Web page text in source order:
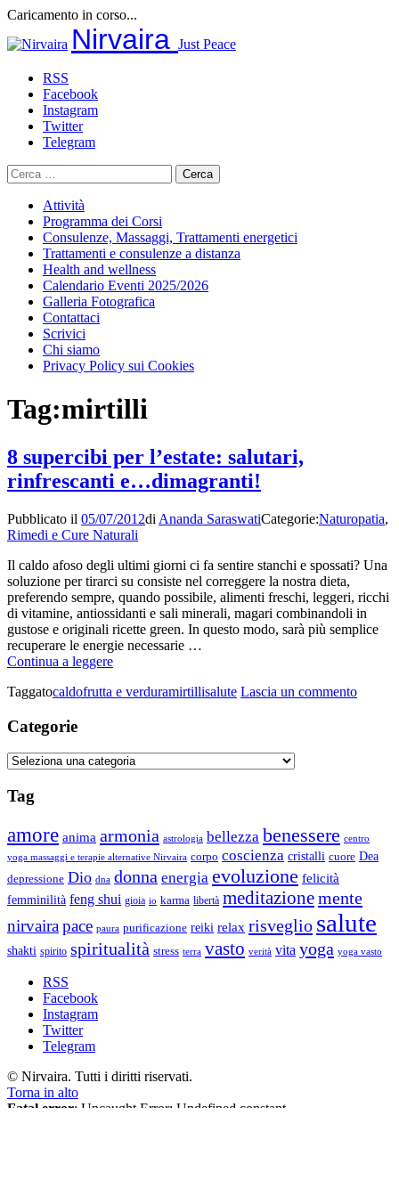
Caricamento in corso...
al
Nirvaira Just Peace
RSS
Facebook
Instagram
Twitter
Telegram
Ricerca
per:
Attività
Programma dei Corsi
Consulenze, Massaggi, Trattamenti energetici
Trattamenti e consulenze a distanza
Health and wellness
Calendario Eventi 2025/2026
Galleria Fotografica
Contattaci
Scrivici
Chi siamo
Privacy Policy sui Cookies
Tag:mirtilli
8 supercibi per l’estate: salutari,
rinfrescanti e…dimagranti!
Pubblicato il 05/07/2012di Ananda SaraswatiCategorie:Naturopatia,
Rimedi e Cure Naturali
Il caldo afoso degli ultimi giorni ci fa sentire stanchi e spossati? Una
soluzione per tirarci su consiste nel correggere la nostra dieta,
preferendo sempre, quando possibile, alimenti freschi, leggeri, ricchi
di vitamine, antiossidanti e sali minerali, magari combinandoli in
gustose e originali ricette green. In questo modo, sarà più semplice
recuperare le energie necessarie …
Continua a leggere8
per
e…
dimagranti!
Taggatocaldofrutta e verduramirtillisalute Lascia un commentosu
Categorie
Categorie
Tag
amore anima armonia astrologia bellezza benessere centro
yoga massaggi e terapie alternative Nirvaira corpo coscienza cristalli cuore Dea
depressione Dio dna donna energia evoluzione felicità
femminilità feng shui gioia io karma libertà meditazionemente
nirvairapace paura purificazione reiki relax risveglio salute
shakti spirito spiritualità stress terra vasto verità vita yoga yoga vasto
RSS
Facebook
Instagram
Twitter
Telegram
© Nirvaira. Tutti i diritti riservati.
Torna in alto
Fatal error: Uncaught Error: Undefined constant